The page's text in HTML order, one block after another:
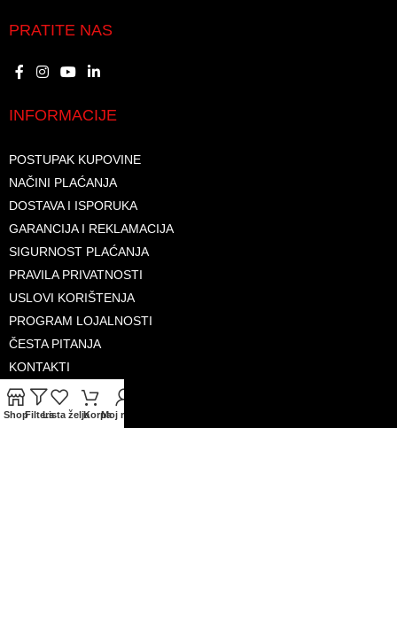
PRATITE NAS
INFORMACIJE
POSTUPAK KUPOVINE
NAČINI PLAĆANJA
DOSTAVA I ISPORUKA
GARANCIJA I REKLAMACIJA
SIGURNOST PLAĆANJA
PRAVILA PRIVATNOSTI
USLOVI KORIŠTENJA
PROGRAM LOJALNOSTI
ČESTA PITANJA
KONTAKTI
O NAMA
ShopFiltersLista željaKorpaMoj račun